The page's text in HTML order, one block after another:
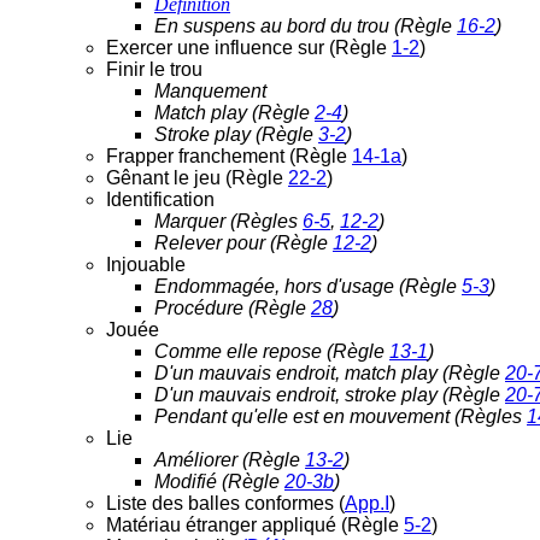
En suspens au bord du trou (Règle 16-2)
Exercer une influence sur (Règle 1-2)
Finir le trou
Manquement
Match play (Règle 2-4)
Stroke play (Règle 3-2)
Frapper franchement (Règle 14-1a)
Gênant le jeu (Règle 22-2)
Identification
Marquer (Règles 6-5, 12-2)
Relever pour (Règle 12-2)
Injouable
Endommagée, hors d'usage (Règle 5-3)
Procédure (Règle 28)
Jouée
Comme elle repose (Règle 13-1)
D'un mauvais endroit, match play (Règle 20-
D'un mauvais endroit, stroke play (Règle 20-
Pendant qu'elle est en mouvement (Règles
Lie
Améliorer (Règle 13-2)
Modifié (Règle 20-3b)
Liste des balles conformes (App.I )
Matériau étranger appliqué (Règle 5-2)